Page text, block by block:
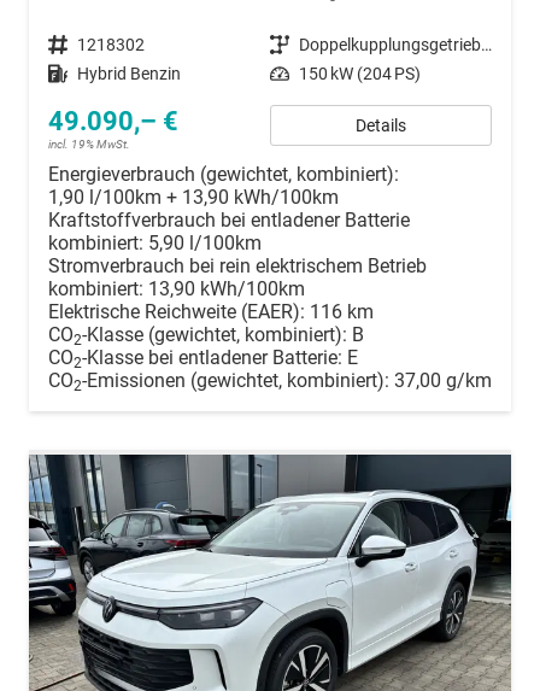
Fahrzeugnummer 1218302 Getriebe
Doppelkupplungsgetriebe (DSG)
Kraftstoff Hybrid Benzin Leistung 150 kW (204 PS)
49.090,– €
incl. 19% MwSt.
Details
Energieverbrauch (gewichtet, kombiniert):
1,90 l/100km + 13,90 kWh/100km
Kraftstoffverbrauch bei entladener Batterie
kombiniert: 5,90 l/100km
Stromverbrauch bei rein elektrischem Betrieb
kombiniert: 13,90 kWh/100km
Elektrische Reichweite (EAER): 116 km
CO2-Klasse (gewichtet, kombiniert): B
CO2-Klasse bei entladener Batterie: E
CO2-Emissionen (gewichtet, kombiniert): 37,00 g/km